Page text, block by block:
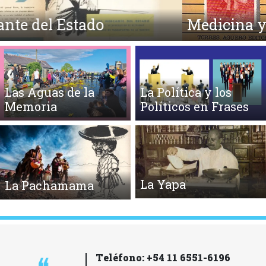
Medicina y Lunfardo
Las Aguas de la
Memoria
La Política y los
Políticos en Frases
La Pachamama La Yapa
Teléfono: +54 11 6551-6196